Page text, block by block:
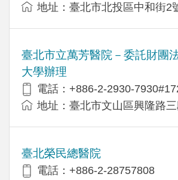
地址：臺北市北投區中和街2
臺北市立萬芳醫院－委託財團
大學辦理
電話：+886-2-2930-
地址：臺北市文山區興隆路
臺北榮民總醫院
電話：+886-2-28757808